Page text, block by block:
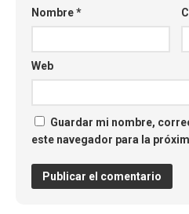
Nombre*
Web
Guardar mi nombre,
este navegador para la